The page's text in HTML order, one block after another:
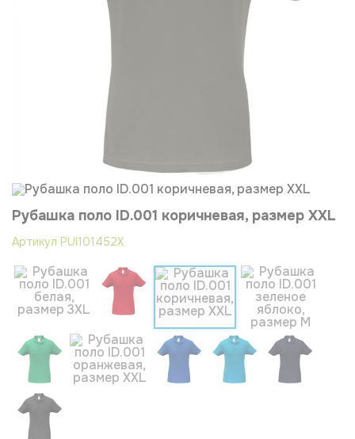
Рубашка поло ID.001 коричневая, размер XXL
Артикул PUI101452X